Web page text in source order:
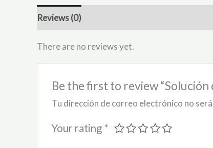
Reviews (0)
There are no reviews yet.
Be the first to review
Tu dirección de correo electrónico no
Your rating *